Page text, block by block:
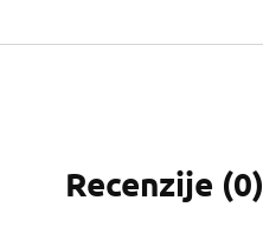
Recenzije (0)